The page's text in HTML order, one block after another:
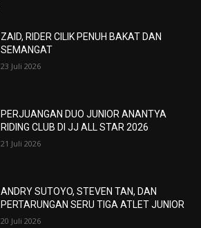
ZAID, RIDER CILIK PENUH BAKAT DAN
SEMANGAT
23 Juli 2026
PERJUANGAN DUO JUNIOR ANANTYA
RIDING CLUB DI JJ ALL STAR 2026
21 Juli 2026
ANDRY SUTOYO, STEVEN TAN, DAN
PERTARUNGAN SERU TIGA ATLET JUNIOR
20 Juli 2026